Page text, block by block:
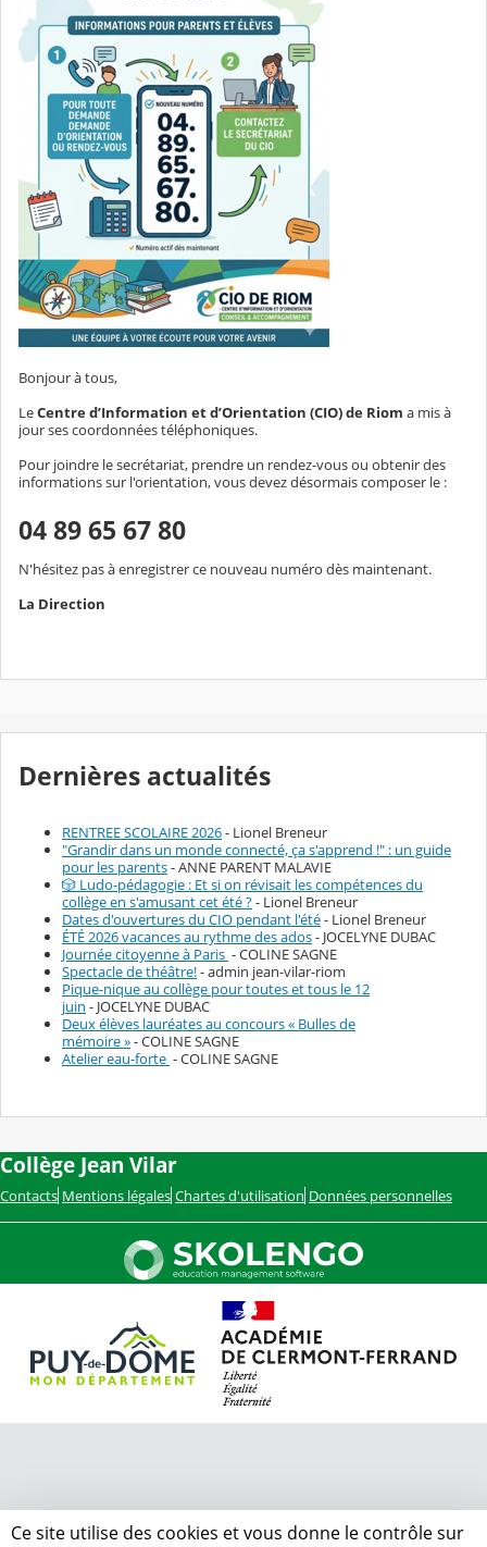
Bonjour à tous,
LeCentre d’Information et d’Orientation (CIO) de Riom a mis à
jour ses coordonnées téléphoniques.
Pour joindre le secrétariat, prendre un rendez-vous ou obtenir des
informations sur l'orientation, vous devez désormais composer le :
04 89 65 67 80
N'hésitez pas à enregistrer ce nouveau numéro dès maintenant.
La Direction
Dernières actualités
RENTREE SCOLAIRE 2026- Lionel Breneur
"Grandir dans un monde connecté, ça s'apprend !" : un guide
pour les parents- ANNE PARENT MALAVIE
🎲 Ludo-pédagogie : Et si on révisait les compétences du
collège en s'amusant cet été ?- Lionel Breneur
Dates d'ouvertures du CIO pendant l'été- Lionel Breneur
ÉTÉ 2026 vacances au rythme des ados- JOCELYNE DUBAC
Journée citoyenne à Paris - COLINE SAGNE
Spectacle de théâtre!- admin jean-vilar-riom
Pique-nique au collège pour toutes et tous le 12
juin - JOCELYNE DUBAC
Deux élèves lauréates au concours « Bulles de
mémoire »- COLINE SAGNE
Atelier eau-forte - COLINE SAGNE
Collège Jean Vilar
Contacts Mentions légales Chartes d'utilisation Données personnelles
Ce site utilise des cookies et vous donne le contrôle sur